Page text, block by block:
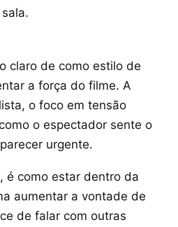
claro de como estilo de
a força do filme. A
o foco em tensão
o espectador sente o
urgente.
é como estar dentro da
aumentar a vontade de
de falar com outras